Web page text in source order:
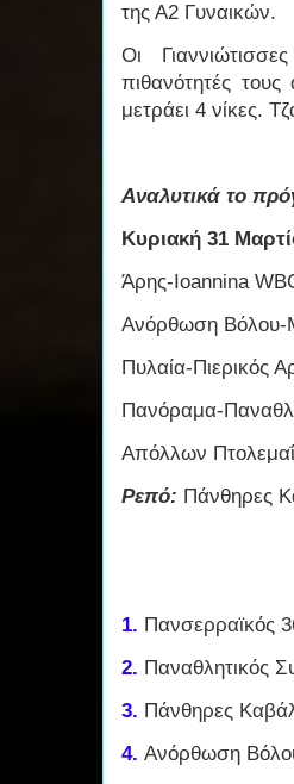
της Α2 Γυναικών.
Οι
πιθανότητές
μετράει 4 νίκες.
Αναλυτικά το
Κυριακή 31
Άρης-Ioannina
Ανόρθωση
Πυλαία-Πιερικός
Πανόραμα-
Απόλλων
Ρεπό: Πάνθηρες
1. Πανσερραϊκός
2. Παναθλητικός
3. Πάνθηρες
4. Ανόρθωση